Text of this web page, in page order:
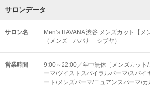
サロンデータ
サロン名
Men’s HAVANA 渋谷 メンズカット【メ
（メンズ ハバナ シブヤ）
営業時間
9:00～22:00／年中無休［メンズカット
ーマ/ツイストスパイラルパーマ/スパイ
ート/メンズパーマ/ニュアンスパーマ/